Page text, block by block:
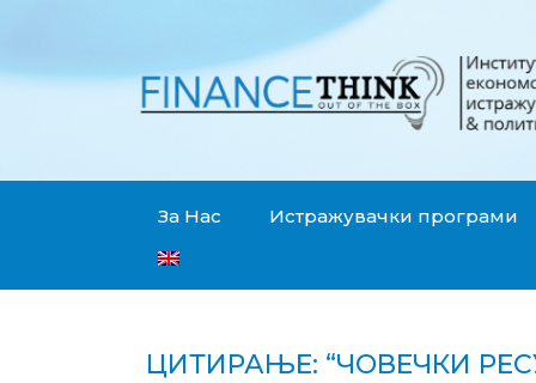
За Нас Истражувачки програми
ЦИТИРАЊЕ: “ЧОВЕЧКИ